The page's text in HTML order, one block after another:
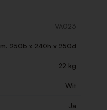
VA023
250b x 240h x 250d
22 kg
Wit
Ja